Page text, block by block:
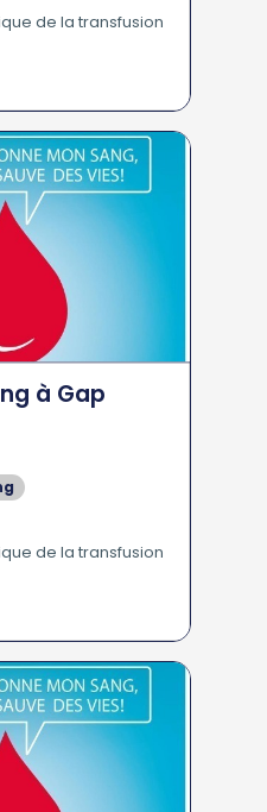
de la transfusion
à Gap
de la transfusion